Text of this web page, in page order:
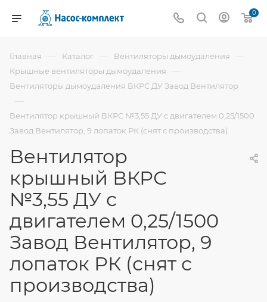
0
Главная — Каталог — Вентиляторы дымоудаления —
Крышные вентиляторы дымоудаления —
Вентиляторы дымоудаления ВКРС ДУ Завод Вентилятор
—
Вентилятор крышный ВКРС №3,55 ДУ с двигателем 0,25/1500
Завод Вентилятор, 9 лопаток РК (снят с производства)
Вентилятор
крышный ВКРС
№3,55 ДУ с
двигателем 0,25/1500
Завод Вентилятор, 9
лопаток РК (снят с
производства)